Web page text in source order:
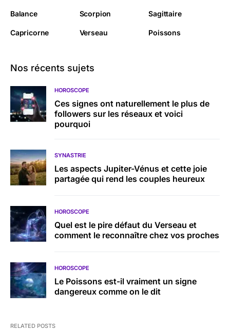
Balance Scorpion Sagittaire
Capricorne Verseau Poissons
Nos récents sujets
HOROSCOPE
Ces signes ont naturellement le plus de
followers sur les réseaux et voici
pourquoi
SYNASTRIE
Les aspects Jupiter-Vénus et cette joie
partagée qui rend les couples heureux
HOROSCOPE
Quel est le pire défaut du Verseau et
comment le reconnaître chez vos proches
HOROSCOPE
Le Poissons est-il vraiment un signe
dangereux comme on le dit
RELATED POSTS